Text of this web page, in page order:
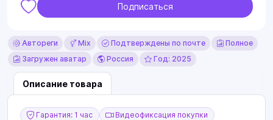
Подписаться
Автореги Mix Подтверждены по почте
Полное
Загружен аватар
Россия Год: 2025
Описание товара
Гарантия: 1 час Видеофиксация покупки